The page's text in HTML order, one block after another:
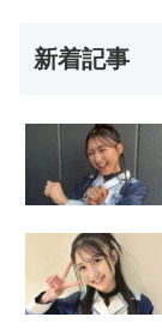
新着記事